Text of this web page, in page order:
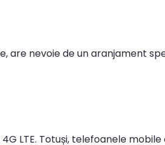
are nevoie de un aranjament
LTE. Totuși, telefoanele